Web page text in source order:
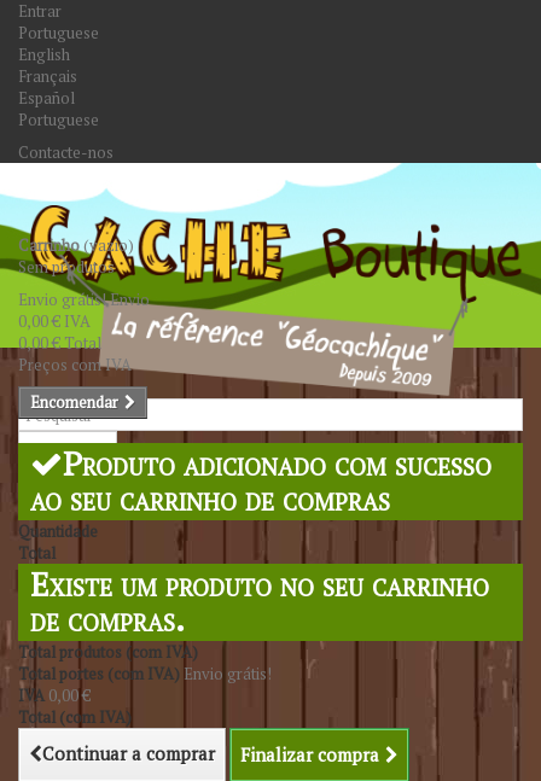
Entrar
Portuguese
English
Français
Español
Portuguese
Contacte-nos
Pesquisar
Carrinho(vazio)
Sem produtos
Envio grátis!Envio
0,00 € IVA
0,00 €Total
Preços com IVA
Encomendar
Produto adicionado com sucesso
ao seu carrinho de compras
Quantidade
Total
Existe um produto no seu carrinho
de compras.
Total produtos (com IVA)
Total portes (com IVA) Envio grátis!
IVA 0,00 €
Total (com IVA)
Continuar a comprar Finalizar compra